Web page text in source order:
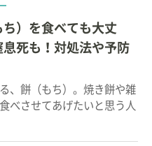
ち）を食べても大丈
死も！対処法や予防
、餅（もち）。焼き餅や雑
べさせてあげたいと思う人